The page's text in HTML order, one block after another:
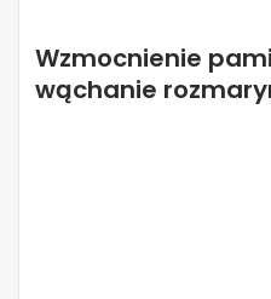
Wzmocnienie
wąchanie